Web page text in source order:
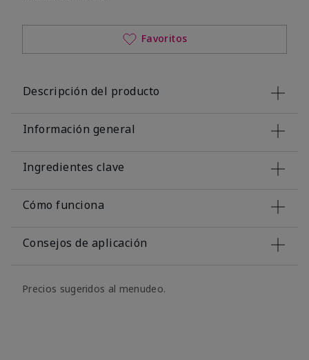
Favoritos
Descripción del producto
Información general
Ingredientes clave
Cómo funciona
Consejos de aplicación
Precios sugeridos al menudeo.